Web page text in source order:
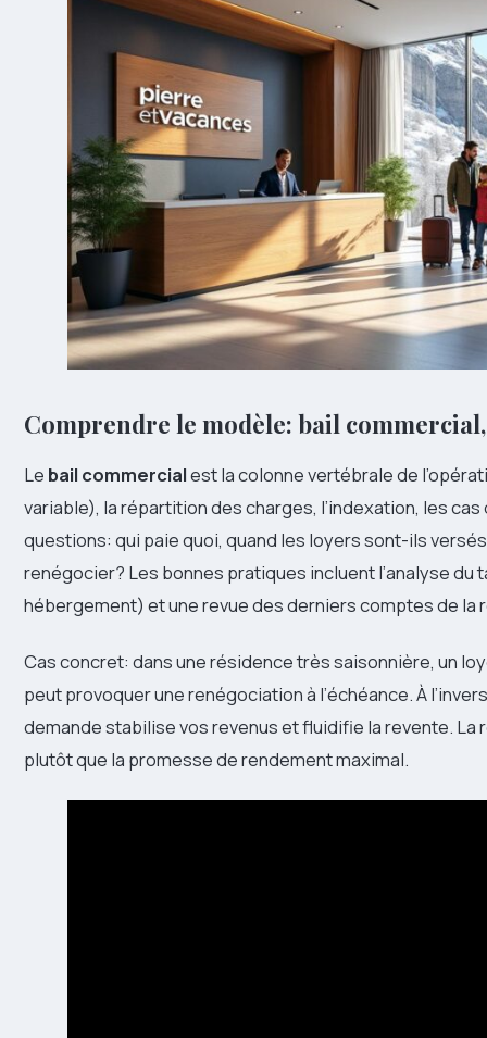
Comprendre le modèle: bail
Le bail commercialest la colonne vertébrale de
variable), la répartition des charges, l’indexation, les
questions: qui paie quoi, quand les loyers sont-ils
renégocier? Les bonnes pratiques incluent l’analyse du
hébergement) et une revue des derniers comptes de la
Cas concret: dans une résidence très saisonnière, un
peut provoquer une renégociation à l’échéance. À
demande stabilise vos revenus et fluidifie la revente. La
plutôt que la promesse de rendement maximal.